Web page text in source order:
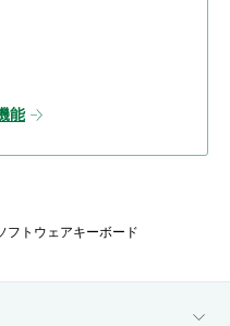
能
フトウェアキーボード